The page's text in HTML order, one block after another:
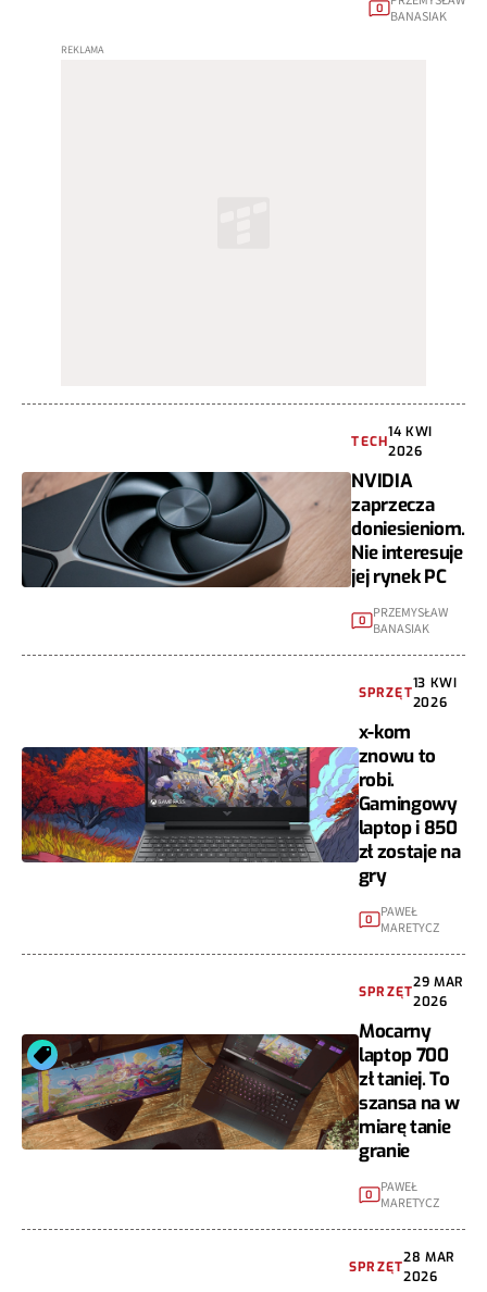
0
BANASIAK
TECH
14 KWI
2026
NVIDIA
zaprzecza
doniesieniom.
Nie interesuje
jej rynek PC
0
PRZEMYSŁAW
BANASIAK
SPRZĘT
13 KWI
2026
x-kom
znowu to
robi.
Gamingowy
laptop i 850
zł zostaje na
gry
0 PAWEŁ
MARETYCZ
SPRZĘT
29 MAR
2026
Mocarny
laptop 700
zł taniej. To
szansa na w
miarę tanie
granie
0
PAWEŁ
MARETYCZ
SPRZĘT
28 MAR
2026